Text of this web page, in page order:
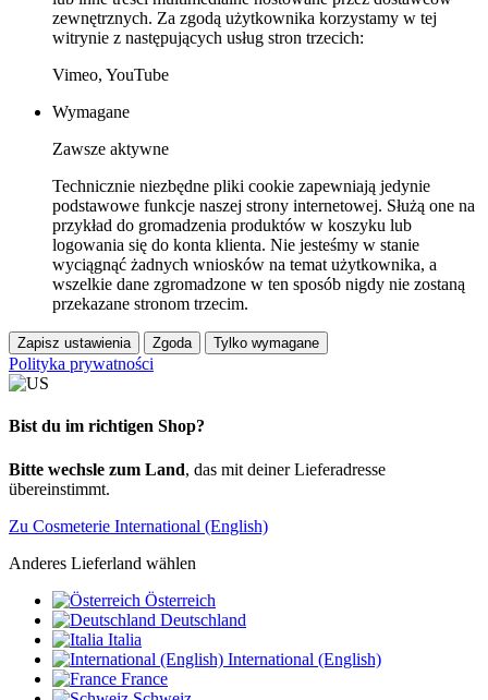
zewnętrznych. Za zgodą użytkownika korzystamy w tej
witrynie z następujących usług stron trzecich:
Vimeo, YouTube
Wymagane
Zawsze aktywne
Technicznie niezbędne pliki cookie zapewniają jedynie
podstawowe funkcje naszej strony internetowej. Służą one na
przykład do gromadzenia produktów w koszyku lub
logowania się do konta klienta. Nie jesteśmy w stanie
wyciągnąć żadnych wniosków na temat użytkownika, a
wszelkie dane zgromadzone w ten sposób nigdy nie zostaną
przekazane stronom trzecim.
Zapisz ustawienia Zgoda Tylko wymagane
Polityka prywatności
Bist du im richtigen Shop?
Bitte wechsle zum Land, das mit deiner Lieferadresse
übereinstimmt.
Zu Cosmeterie International (English)
Anderes Lieferland wählen
Österreich
Deutschland
Italia
International (English)
France